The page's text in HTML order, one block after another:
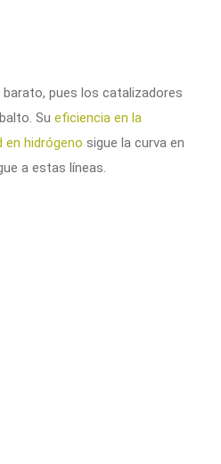
pues los catalizadores
Su eficiencia en la
en hidrógeno sigue la curva en
a estas líneas.